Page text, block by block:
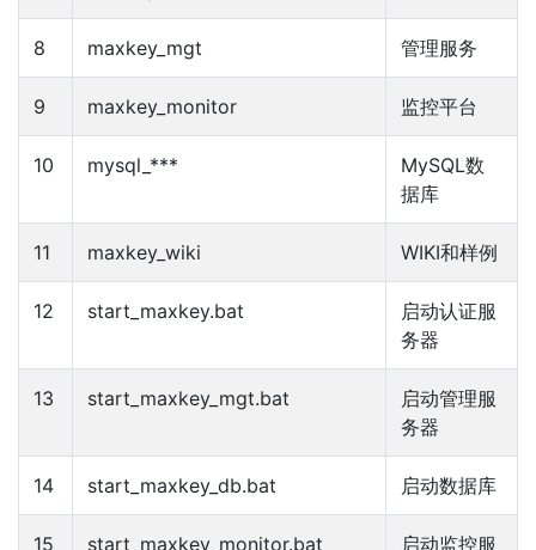
8 maxkey_mgt 管理服务
9 maxkey_monitor 监控平台
10 mysql_***
MySQL数
据库
11 maxkey_wiki WIKI和样例
12 start_maxkey.bat
启动认证服
务器
13 start_maxkey_mgt.bat
启动管理服
务器
14 start_maxkey_db.bat 启动数据库
15 start_maxkey_monitor.bat
启动监控服